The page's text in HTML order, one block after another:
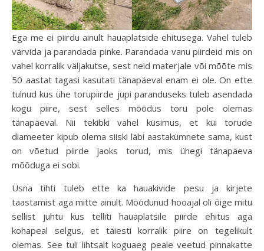
Ega me ei piirdu ainult hauaplatside ehitusega. Vahel tuleb
värvida ja parandada pinke. Parandada vanu piirdeid mis on
vahel korralik väljakutse, sest neid materjale või mõõte mis
50 aastat tagasi kasutati tänapäeval enam ei ole. On ette
tulnud kus ühe torupiirde jupi paranduseks tuleb asendada
kogu piire, sest selles mõõdus toru pole olemas
tänapäeval. Nii tekibki vahel küsimus, et kui torude
diameeter kipub olema siiski läbi aastakümnete sama, kust
on võetud piirde jaoks torud, mis ühegi tänapäeva
mõõduga ei sobi.
Üsna tihti tuleb ette ka hauakivide pesu ja kirjete
taastamist aga mitte ainult. Möödunud hooajal oli õige mitu
sellist juhtu kus telliti hauaplatsile piirde ehitus aga
kohapeal selgus, et täiesti korralik piire on tegelikult
olemas. See tuli lihtsalt koguaeg peale veetud pinnakatte